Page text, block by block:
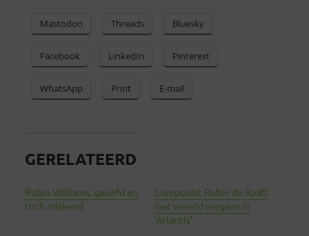
Mastodon Threads Bluesky
Facebook LinkedIn Pinterest
WhatsApp Print E-mail
GERELATEERD
Robin Williams, geliefd en
toch miskend
Componist Robin de Raaff
laat wereld vergaan in
‘Atlantis’